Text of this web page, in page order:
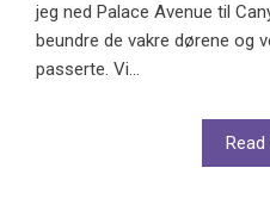
jeg ned Palace Avenue til
beundre de vakre dørene og
passerte. Vi...